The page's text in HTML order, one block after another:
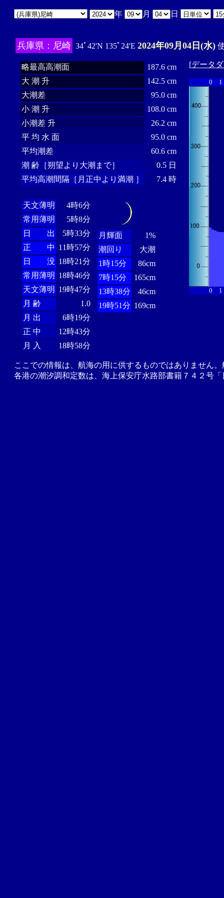
年 月 日
兵庫県：尼崎 34ﾟ42'N 135ﾟ24'E 2024年09月04日(水)
略最高高潮面
187.6 cm
大 潮 升
142.5 cm
大潮差
95.0 cm
小 潮 升
108.0 cm
小潮差 升
26.2 cm
平 均 水 面
95.0 cm
平均潮差
60.6 cm
潮 齢［朔望より大潮まで］
0.5 日
平均高潮間隔［月正中より満潮 ］
7.4 時
天文薄明
4時6分
常用薄明
5時8分
日 出
5時33分
正 中 11時57分
日 没 18時21分
常用薄明 18時46分
天文薄明 19時47分
月 齢
1.0
月 出
6時19分
正 中
12時43分
月 入
18時58分
月輝面
1%
潮回り
大潮
1時15分
86cm
7時15分
165cm
13時38分
46cm
19時51分 169cm
[データ
0 1
0 1
ここでの情報は、航海の用に供するものではありません
各港の潮汐調和定数は、海上保安庁水路部書籍７４２号